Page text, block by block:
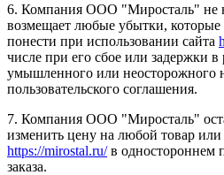
6. Компания ООО "Миросталь" не
возмещает любые убытки, которые
понести при использовании сайта
числе при его сбое или задержки в
умышленного или неосторожного
пользовательского соглашения.
7. Компания ООО "Миросталь"
изменить цену на любой товар или
https://mirostal.ru/в одностороннем
заказа.